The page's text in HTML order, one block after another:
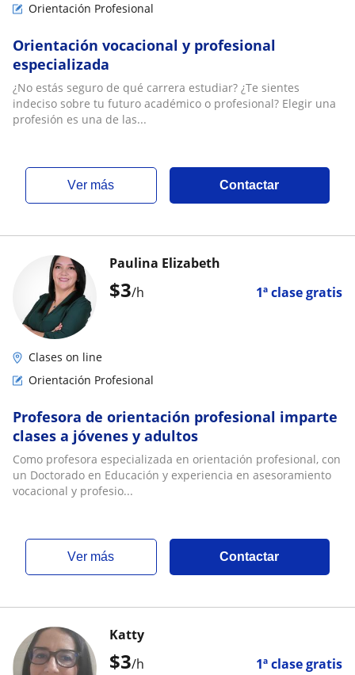
Orientación Profesional
Orientación vocacional y profesional
especializada
¿No estás seguro de qué carrera estudiar? ¿Te sientes
indeciso sobre tu futuro académico o profesional? Elegir una
profesión es una de las...
ver más Contactar
$3/h 1ª clase gratis
Paulina Elizabeth
Clases on line
Orientación Profesional
Profesora de orientación profesional imparte
clases a jóvenes y adultos
Como profesora especializada en orientación profesional, con
un Doctorado en Educación y experiencia en asesoramiento
vocacional y profesio...
ver más Contactar
$3/h 1ª clase gratis
Katty